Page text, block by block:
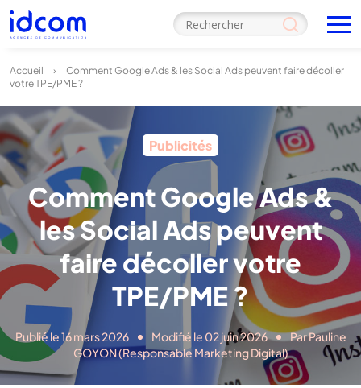
Accueil ›
Comment Google Ads & les Social Ads peuvent faire décoller
votre TPE/PME ?
Publicités
Comment Google Ads &
les Social Ads peuvent
faire décoller votre
TPE/PME ?
Publié le 16 mars 2026 Modifié le 02 juin 2026
Par Pauline
GOYON(Responsable Marketing Digital)